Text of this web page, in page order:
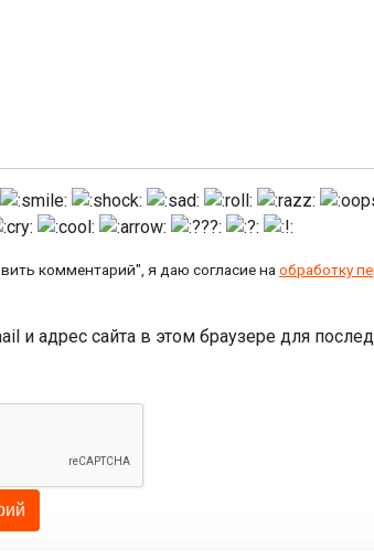
комментарий", я даю согласие наобработку
и адрес сайта в этом браузере для